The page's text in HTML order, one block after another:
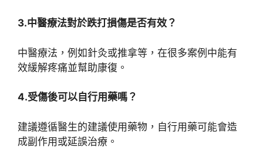
3.中醫療法對於跌打損傷是否有效？
中醫療法，例如針灸或推拿等，在很多案例中能有
效緩解疼痛並幫助康復。
4.受傷後可以自行用藥嗎？
建議遵循醫生的建議使用藥物，自行用藥可能會造
成副作用或延誤治療。